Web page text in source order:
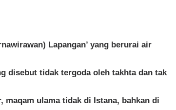
Lapangan’ yang berurai air
disebut tidak tergoda oleh takhta dan tak
maqam ulama tidak di Istana, bahkan di